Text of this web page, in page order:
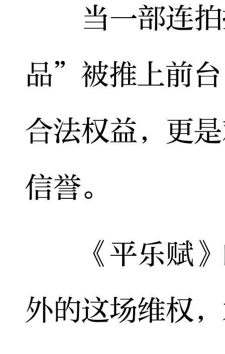
当一部连拍
品”被推上前
合法权益，更
信誉。
《平乐赋》
外的这场维权